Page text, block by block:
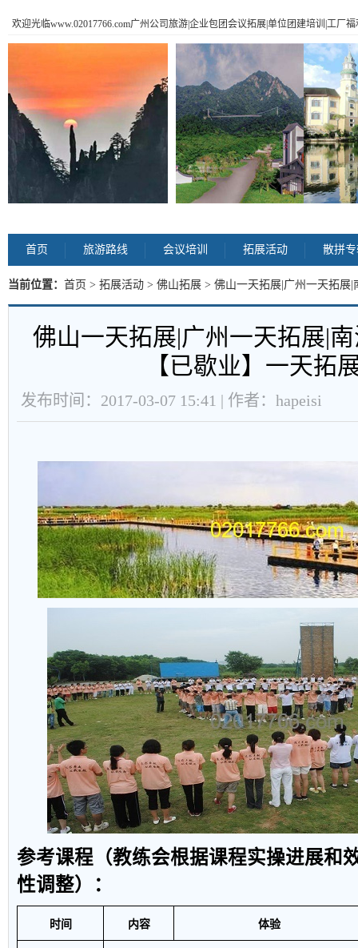
欢迎光临www.02017766.com广州公司旅游|企业包团会议拓展|单位团建培训|工厂
首页 旅游路线 会议培训 拓展活动 散拼
当前位置： 首页 > 拓展活动 > 佛山拓展 > 佛山一天拓展|广州一天拓展
课程 内容
佛山一天拓展|广州一天拓展|
【已歇业】一天拓
发布时间：2017-03-07 15:41 | 作者：hapeisi
参考课程（教练会根据课程实操进展和
性调整）：
时间 内容 体验